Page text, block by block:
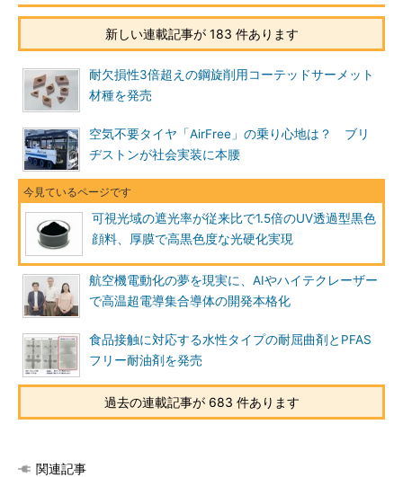
新しい連載記事が 183 件あります
耐欠損性3倍超えの鋼旋削用コーテッドサーメット
材種を発売
空気不要タイヤ「AirFree」の乗り心地は？ ブリ
ヂストンが社会実装に本腰
可視光域の遮光率が従来比で1.5倍のUV透過型黒色
顔料、厚膜で高黒色度な光硬化実現
航空機電動化の夢を現実に、AIやハイテクレーザー
で高温超電導集合導体の開発本格化
食品接触に対応する水性タイプの耐屈曲剤とPFAS
フリー耐油剤を発売
過去の連載記事が 683 件あります
関連記事